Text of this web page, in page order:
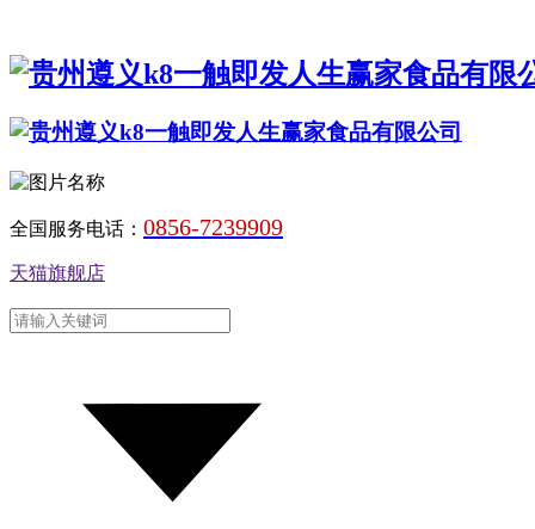
全国服务电话： 0856-7239909
天猫旗舰店